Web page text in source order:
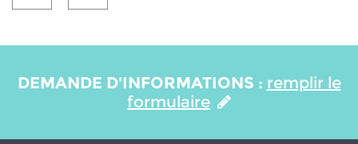
DEMANDE D'INFORMATIONS : remplir le
formulaire